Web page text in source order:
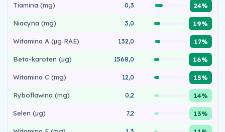
Tiamina (mg) 0,3 24%
Niacyna (mg) 3,0 19%
Witamina A (µg RAE) 132,0 17%
Beta-karoten (µg) 1568,0 16%
Witamina C (mg) 12,0 15%
Ryboflawina (mg) 0,2 14%
Selen (µg) 7,2 13%